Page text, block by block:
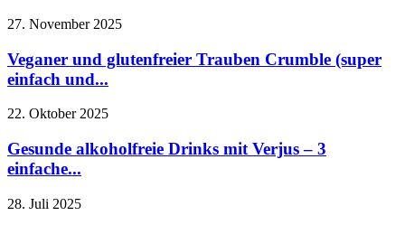
27. November 2025
Veganer und glutenfreier Trauben Crumble (super
einfach und...
22. Oktober 2025
Gesunde alkoholfreie Drinks mit Verjus – 3
einfache...
28. Juli 2025